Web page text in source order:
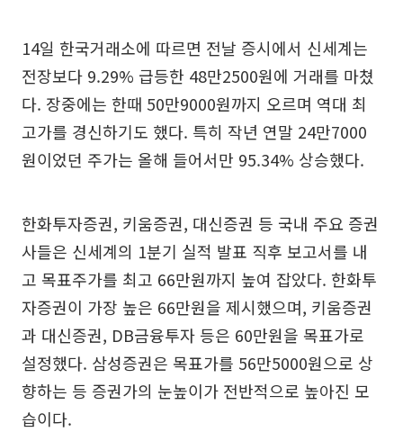
14일 한국거래소에 따르면 전날 증시에서 신세계는
전장보다 9.29% 급등한 48만2500원에 거래를 마쳤
다. 장중에는 한때 50만9000원까지 오르며 역대 최
고가를 경신하기도 했다. 특히 작년 연말 24만7000
원이었던 주가는 올해 들어서만 95.34% 상승했다.
한화투자증권, 키움증권, 대신증권 등 국내 주요 증권
사들은 신세계의 1분기 실적 발표 직후 보고서를 내
고 목표주가를 최고 66만원까지 높여 잡았다. 한화투
자증권이 가장 높은 66만원을 제시했으며, 키움증권
과 대신증권, DB금융투자 등은 60만원을 목표가로
설정했다. 삼성증권은 목표가를 56만5000원으로 상
향하는 등 증권가의 눈높이가 전반적으로 높아진 모
습이다.